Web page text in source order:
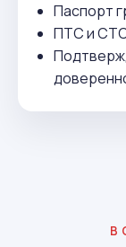
Паспорт
ПТС и